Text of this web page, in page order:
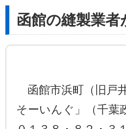
函館の縫製業
函館市浜町（旧戸
そーいんぐ」（千葉